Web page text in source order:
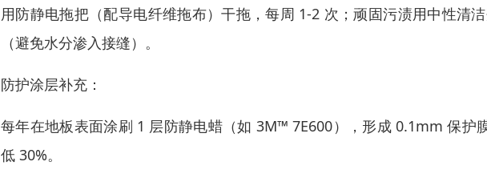
用防静电拖把（配导电纤维拖布）干拖，每周 1-2 次；顽固污渍用中性清
（避免水分渗入接缝）。
防护涂层补充：
每年在地板表面涂刷 1 层防静电蜡（如 3M™ 7E600），形成 0.1mm 保护
低 30%。